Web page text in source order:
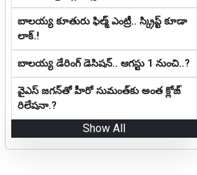
బాల‌య్య కూతురు ఫిల్మ్ ఎంట్రీ.. స్క్రిప్ట్ కూడా
లాక్.!
బాల‌య్య డేరింగ్ డెసిష‌న్‌.. ఆగ‌స్టు 1 నుంచి..?
వైఎస్ జగన్‌తో హీరో సుమంత్‌కు అంత క్లోజ్
రిలేషనా.?
Show All